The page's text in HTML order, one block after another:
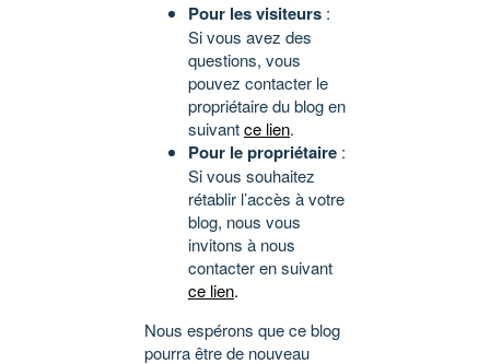
Pour les visiteurs :
Si vous avez des
questions, vous
pouvez contacter le
propriétaire du blog en
suivantce lien.
Pour le propriétaire :
Si vous souhaitez
rétablir l’accès à votre
blog, nous vous
invitons à nous
contacter en suivant
ce lien.
Nous espérons que ce blog
pourra être de nouveau